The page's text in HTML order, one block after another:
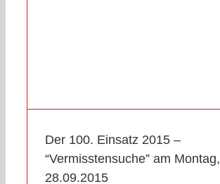
Der 100. Einsatz 2015 –
“Vermisstensuche” am Montag,
28.09.2015